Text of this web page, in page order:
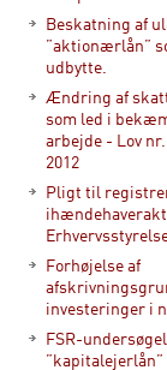
Beskatning af
”aktionærlån”
udbytte.
Ændring af
som led i
arbejde - Lov
2012
Pligt til
Forhøjelse af
investeringer i
FSR-
”kapitalejerlån”